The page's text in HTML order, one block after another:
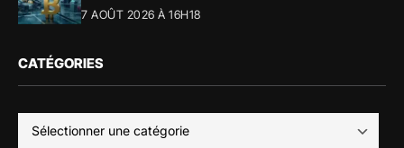
7 AOÛT 2026 À 16H18
CATÉGORIES